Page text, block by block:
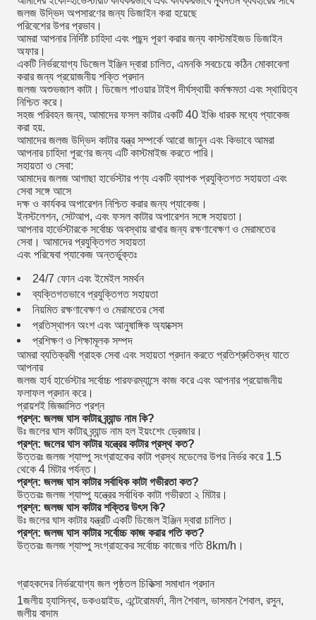
জলজ উদ্ভিদ অপসারণের জন্য ডিজাইন করা হয়েছে
পরিবেশের উপর প্রভাব।
আমরা আপনার নির্দিষ্ট চাহিদা এবং পছন্দ পূরণ করার জন্য কাস্টমাইজড ডিজাইন
অফার।
একটি নির্ভরযোগ্য ডিজেল ইঞ্জিন দ্বারা চালিত, এমনকি সবচেয়ে কঠিন মোকাবেলা
করার জন্য প্রয়োজনীয় শক্তি প্রদান
জলজ অশুভজাল কাটা। ডিজেল পাওয়ার টাইপ দীর্ঘস্থায়ী কর্মক্ষমতা এবং স্থায়িত্ব
নিশ্চিত করে।
সহজ পরিবহন জন্য, আমাদের ফসল কাটার একটি 40 ইঞ্চি ধারক মধ্যে প্যাকেজ
করা হয়.
আমাদের জলজ উদ্ভিদ কাটার যন্ত্র সম্পর্কে আরো জানুন এবং কিভাবে আমরা
আপনার চাহিদা পূরণের জন্য এটি কাস্টমাইজ করতে পারি।
সহায়তা ও সেবা:
আমাদের জলজ আগাছা হার্ভেস্টার পণ্য একটি ব্যাপক প্রযুক্তিগত সহায়তা এবং
সেবা সঙ্গে আসে
দক্ষ ও কার্যকর অপারেশন নিশ্চিত করার জন্য প্যাকেজ।
ইনস্টলেশন, সেটআপ, এবং ফসল কাটার অপারেশন সঙ্গে সহায়তা।
আপনার হার্ভেস্টারকে সর্বোচ্চ অবস্থায় রাখার জন্য রক্ষণাবেক্ষণ ও মেরামতের
সেবা। আমাদের প্রযুক্তিগত সহায়তা
এবং পরিষেবা প্যাকেজ অন্তর্ভুক্তঃ
24/7 ফোন এবং ইমেইল সমর্থন
ব্যক্তিগতভাবে প্রযুক্তিগত সহায়তা
নিয়মিত রক্ষণাবেক্ষণ ও মেরামতের সেবা
প্রতিস্থাপন অংশ এবং আনুষাঙ্গিক অ্যাক্সেস
প্রশিক্ষণ ও শিক্ষামূলক সম্পদ
আমরা ব্যতিক্রমী গ্রাহক সেবা এবং সহায়তা প্রদান করতে প্রতিশ্রুতিবদ্ধ যাতে
আপনার
জলজ হার্ব হার্ভেস্টার সর্বোচ্চ পারফরম্যান্সে কাজ করে এবং আপনার প্রয়োজনীয়
ফলাফল প্রদান করে।
প্রায়শই জিজ্ঞাসিত প্রশ্ন
প্রশ্ন: জলজ ঘাস কাটার ব্র্যান্ড নাম কি?
উঃ জলের ঘাস কাটার ব্র্যান্ড নাম হল ইয়ংশেং ড্রেজার।
প্রশ্ন: জলের ঘাস কাটার যন্ত্রের কাটার প্রস্থ কত?
উত্তরঃ জলজ শ্যাম্পু সংগ্রাহকের কাটা প্রস্থ মডেলের উপর নির্ভর করে 1.5
থেকে 4 মিটার পর্যন্ত।
প্রশ্ন: জলজ ঘাস কাটার সর্বাধিক কাটা গভীরতা কত?
উত্তরঃ জলজ শ্যাম্পু যন্ত্রের সর্বাধিক কাটা গভীরতা ২ মিটার।
প্রশ্ন: জলজ ঘাস কাটার শক্তির উৎস কি?
উঃ জলের ঘাস কাটার যন্ত্রটি একটি ডিজেল ইঞ্জিন দ্বারা চালিত।
প্রশ্ন: জলজ ঘাস কাটার সর্বোচ্চ কাজ করার গতি কত?
উত্তরঃ জলজ শ্যাম্পু সংগ্রাহকের সর্বোচ্চ কাজের গতি 8km/h।
গ্রাহকদের নির্ভরযোগ্য জল পৃষ্ঠতল চিকিত্সা সমাধান প্রদান
1জলীয় হ্যাসিন্থ, ডকওয়াইড, এন্টেরোমর্ফা, নীল শৈবাল, ভাসমান শৈবাল, রসুন,
জলীয় বাদাম